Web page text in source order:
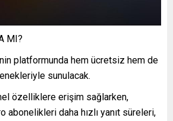
MI?
platformunda hem ücretsiz hem de
sunulacak.
özelliklere erişim sağlarken,
abonelikleri daha hızlı yanıt süreleri,